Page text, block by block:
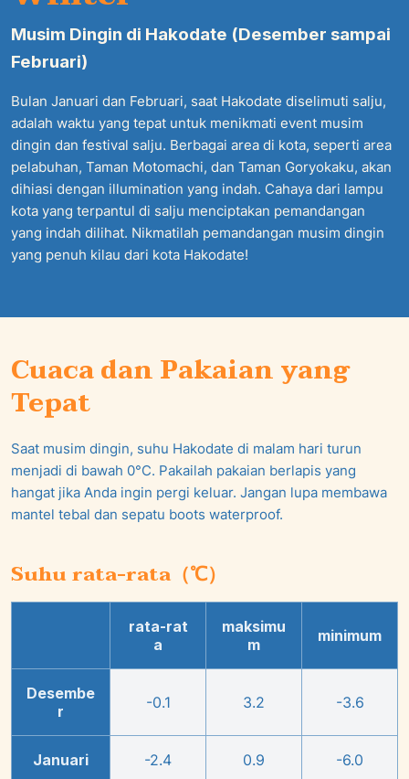
Musim Dingin di Hakodate (Desember sampai
Februari)
Bulan Januari dan Februari, saat Hakodate diselimuti salju,
adalah waktu yang tepat untuk menikmati event musim
dingin dan festival salju. Berbagai area di kota, seperti area
pelabuhan, Taman Motomachi, dan Taman Goryokaku, akan
dihiasi dengan illumination yang indah. Cahaya dari lampu
kota yang terpantul di salju menciptakan pemandangan
yang indah dilihat. Nikmatilah pemandangan musim dingin
yang penuh kilau dari kota Hakodate!
Cuaca dan Pakaian yang
Tepat
Saat musim dingin, suhu Hakodate di malam hari turun
menjadi di bawah 0°C. Pakailah pakaian berlapis yang
hangat jika Anda ingin pergi keluar. Jangan lupa membawa
mantel tebal dan sepatu boots waterproof.
Suhu rata-rata（℃）
rata-rat
a
maksimu
m
minimum
Desembe
r
-0.1 3.2 -3.6
Januari -2.4 0.9 -6.0